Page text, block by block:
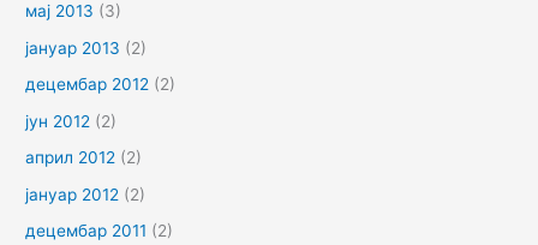
мај 2013 (3)
јануар 2013 (2)
децембар 2012 (2)
јун 2012 (2)
април 2012 (2)
јануар 2012 (2)
децембар 2011 (2)